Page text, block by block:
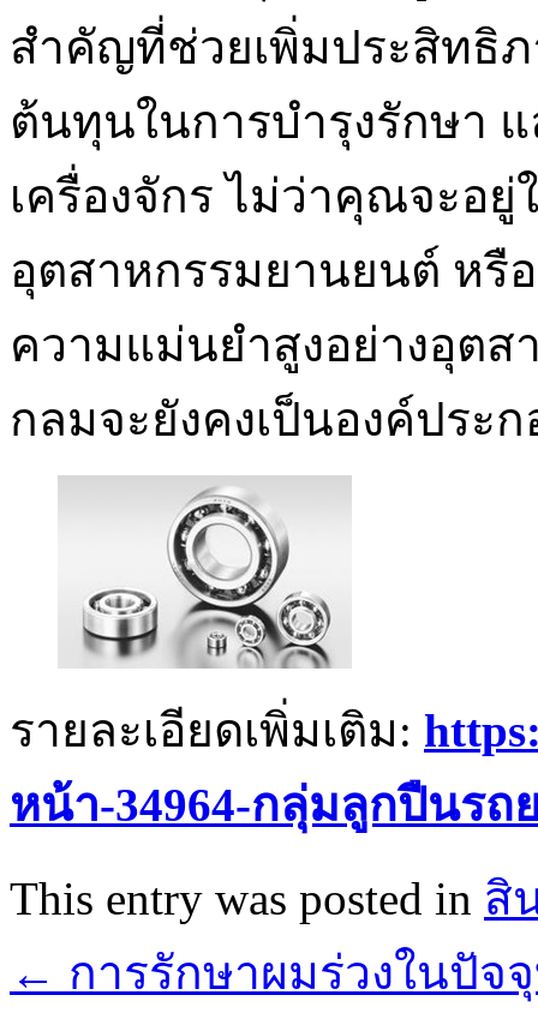
สำคัญที่ช่วยเพิ่มประสิทธิ
ต้นทุนในการบำรุงรักษา
เครื่องจักร ไม่ว่าคุณจะอ
อุตสาหกรรมยานยนต์ หรื
ความแม่นยำสูงอย่างอุต
กลมจะยังคงเป็นองค์ปร
รายละเอียดเพิ่มเติม:
หน้า-34964-กลุ่มลูกปืนรถ
This entry was posted in สิ
← การรักษาผมร่วงในปัจ